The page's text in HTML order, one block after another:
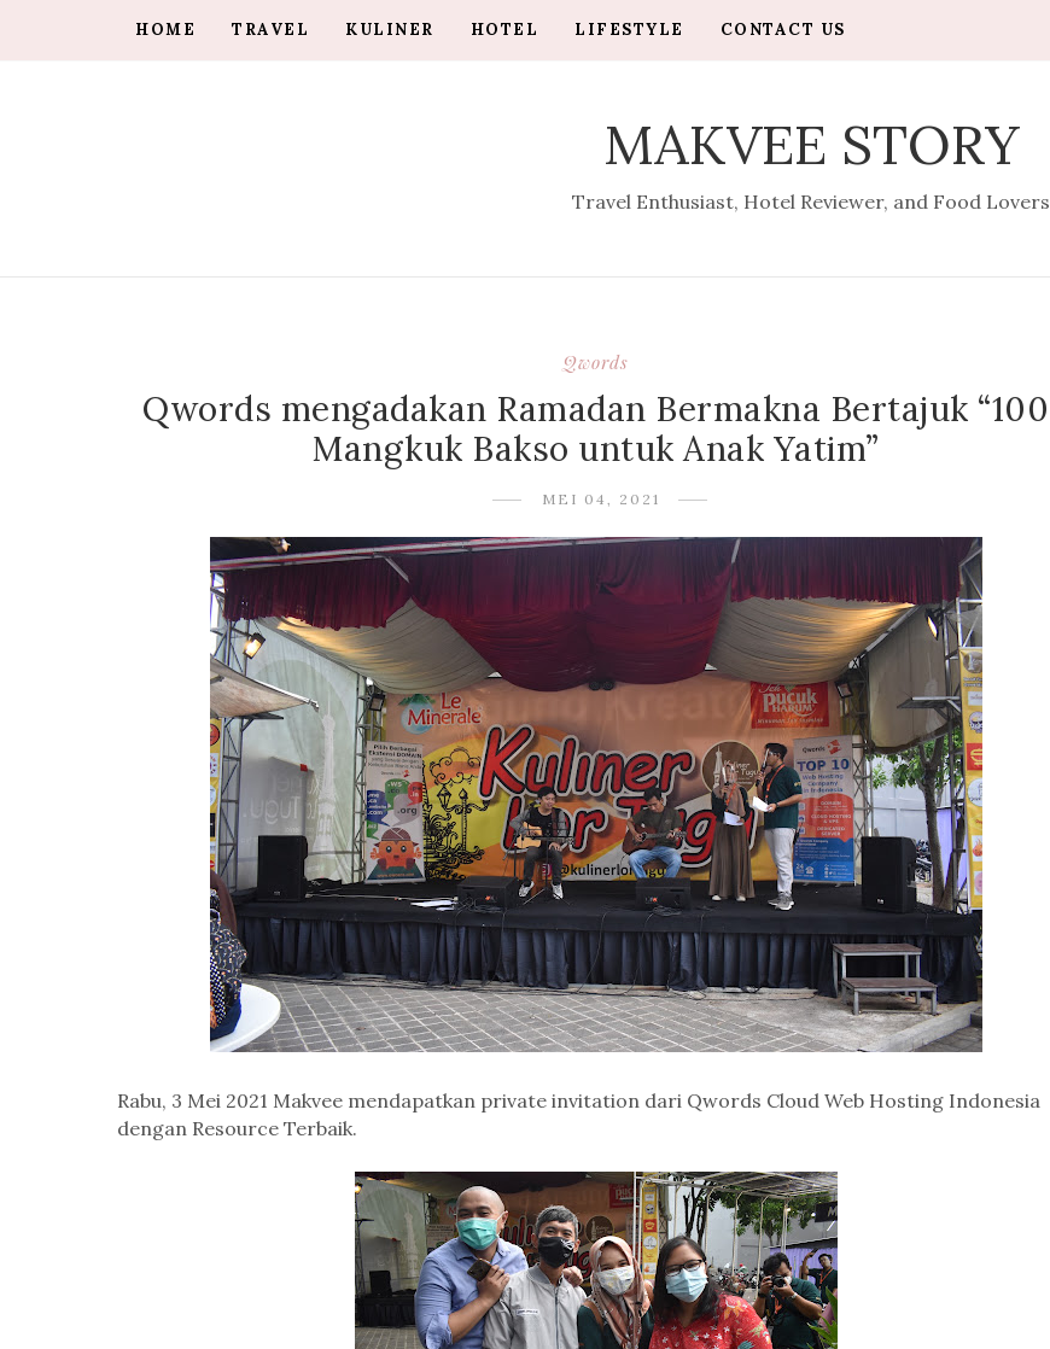
MAKVEE STORY
Travel Enthusiast, Hotel Reviewer, and Food Lovers
HOME TRAVEL KULINER HOTEL LIFESTYLE CONTACT US
Qwords
Qwords mengadakan Ramadan Bermakna Bertajuk “100
Mangkuk Bakso untuk Anak Yatim”
MEI 04, 2021
Rabu, 3 Mei 2021 Makvee mendapatkan private invitation dari Qwords Cloud Web Hosting Indonesia
dengan Resource Terbaik.